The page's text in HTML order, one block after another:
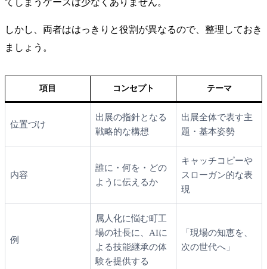
しかし、両者ははっきりと役割が異なるので、整理しておき
ましょう。
項目 コンセプト テーマ
位置づけ
出展の指針となる
戦略的な構想
出展全体で表す主
題・基本姿勢
内容
誰に・何を・どの
ように伝えるか
キャッチコピーや
スローガン的な表
現
例
属人化に悩む町工
場の社長に、AIに
よる技能継承の体
験を提供する
「現場の知恵を、
次の世代へ」